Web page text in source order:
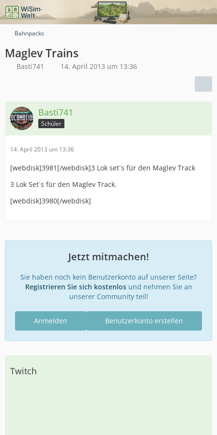
Bahnpacks
Maglev Trains
Basti741 14. April 2013 um 13:36
Basti741
Schüler
14. April 2013 um 13:36
[webdisk]3981[/webdisk]3 Lok set´s für den Maglev Track
3 Lok Set´s für den Maglev Track.
[webdisk]3980[/webdisk]
Jetzt mitmachen!
Sie haben noch kein Benutzerkonto auf unserer Seite?
Registrieren Sie sich kostenlosund nehmen Sie an
unserer Community teil!
Benutzerkonto erstellen
Anmelden
Twitch